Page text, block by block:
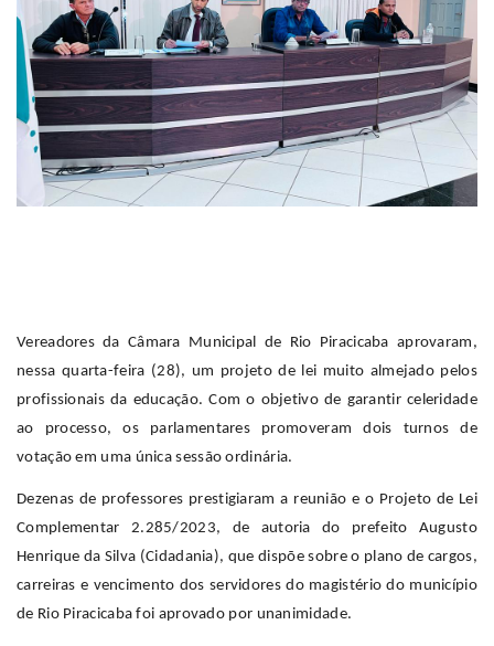
Vereadores da Câmara Municipal de Rio Piracicaba aprovaram,
nessa quarta-feira (28), um projeto de lei muito almejado pelos
profissionais da educação. Com o objetivo de garantir celeridade
ao processo, os parlamentares promoveram dois turnos de
votação em uma única sessão ordinária.
Dezenas de professores prestigiaram a reunião e o Projeto de Lei
Complementar 2.285/2023, de autoria do prefeito Augusto
Henrique da Silva (Cidadania), que dispõe sobre o plano de cargos,
carreiras e vencimento dos servidores do magistério do município
de Rio Piracicaba foi aprovado por unanimidade.